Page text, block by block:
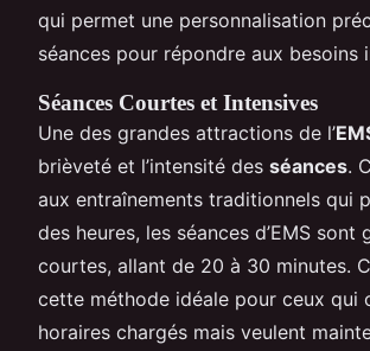
qui permet une personnalisation
séances pour répondre aux besoins
Séances Courtes et Intensives
Une des grandes attractions de l’
brièveté et l’intensité des séances.
aux entraînements traditionnels qui
des heures, les séances d’EMS sont
courtes, allant de 20 à 30 minutes.
cette méthode idéale pour ceux qui
horaires chargés mais veulent